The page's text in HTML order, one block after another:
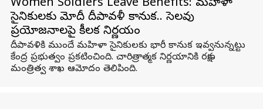
Women Soldiers Leave Benefits: మహిళా
సైనికులకు మోదీ దీపావళీ కానుక.. సెలవు
ప్రయోజనాలపై కీలక నిర్ణయం
దీపావళికి ముందే మహిళా సైనికులకు భారీ కానుక ఇవ్వనున్నట్టు
కేంద్ర ప్రభుత్వం ప్రకటించింది. చారిత్రాత్మక నిర్ణయానికి రక్షణ
మంత్రిత్వ శాఖ ఆమోదం తెలిపింది.